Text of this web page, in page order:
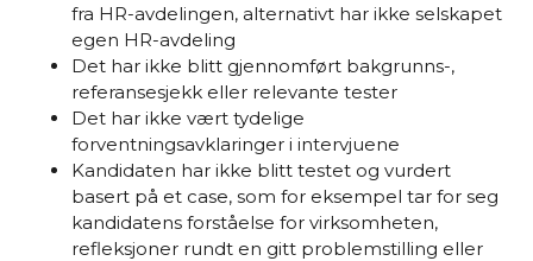
fra HR-avdelingen, alternativt har ikke selskapet
egen HR-avdeling
Det har ikke blitt gjennomført bakgrunns-,
referansesjekk eller relevante tester
Det har ikke vært tydelige
forventningsavklaringer i intervjuene
Kandidaten har ikke blitt testet og vurdert
basert på et case, som for eksempel tar for seg
kandidatens forståelse for virksomheten,
refleksjoner rundt en gitt problemstilling eller